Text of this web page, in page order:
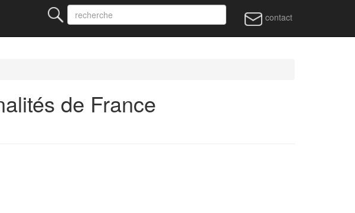
contact
de France